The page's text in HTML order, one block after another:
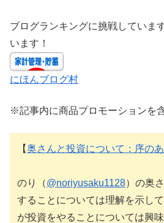
ブログランキングに挑戦していま
います！
にほんブログ村
※記事内に商品プロモーションを
【奥さんと投資について：序の
のり（@noriyusaku1128）の奥
することについては理解を示し
が投資をやることについては興